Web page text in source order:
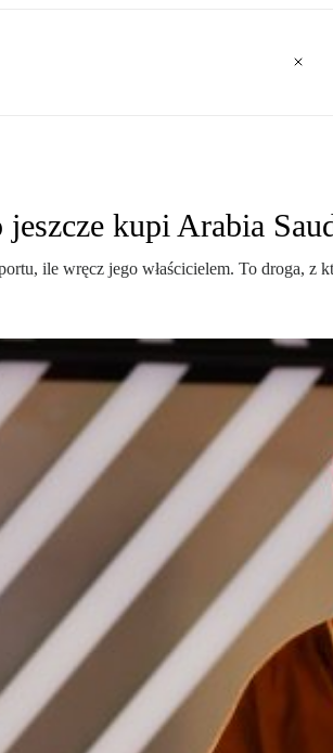
kupi Arabia
ile wręcz jego właścicielem. To droga,